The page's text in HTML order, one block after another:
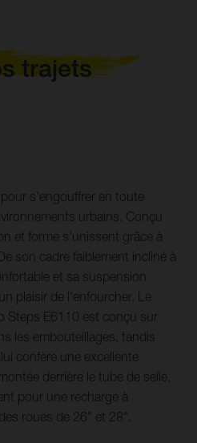
trajets
s'engouffrer en toute
urbains. Conçu
et forme s'unissent grâce à
son cadre faiblement incliné à
et sa suspension
plaisir de l'enfourcher. Le
Steps E6110 est conçu sur
les embouteillages, tandis
confère une excellente
derrière le tube de selle,
pour une recharge à
roues de 26" et 28".